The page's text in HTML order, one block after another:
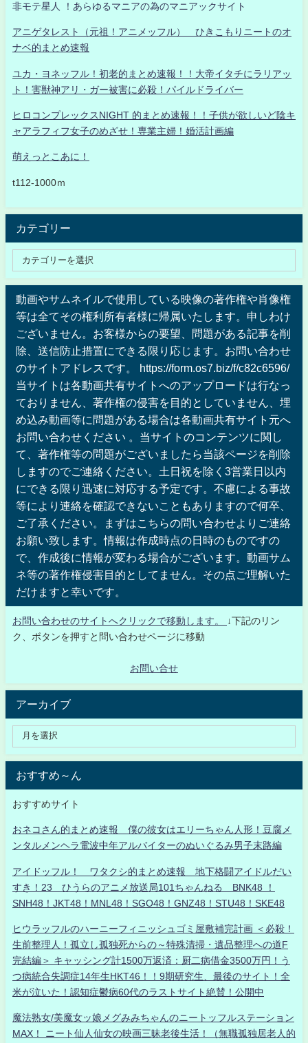
非モテ星人 ！あらゆるマニアの為のマニアックサイト
アニゲタレスト（元祖！アニメッフル） ひきこもりニートのオ
ナベ的まとめ速報
ユカ・ヨネッフル！初老的まとめ速報！！大帝イタチにラリアッ
ト！害獣神アリ・ガー被害に必殺！パイルドライバー
ヒロコンプレックスNIGHT 的まとめ速報！！子供が欲しいど陰キ
ャアラフィフ女子のめざせ！専業主婦！婚活計画編
萌えっとこあに！
t112-1000ｍ
カテゴリー
動画やサムネイルで使用している映像の著作権や肖像権
等は全てその権利所有者様に帰属いたします。申しわけ
ございません。お客様からの要望、問題がある記事を削
除、送信防止措置にできる限り応じます。お問い合わせ
のサイトアドレスです。 https://form.os7.biz/f/c82c6596/
当サイトは各動画共有サイトへのアップロードは行なっ
ておりません、著作権の侵害を目的としていません、埋
め込み動画等に問題がある場合は各動画共有サイト元へ
お問い合わせください 。当サイトのコンテンツに関し
て、著作権等の問題がございましたら当該ページを削除
しますのでご連絡ください。土日祝を除く3営業日以内
にできる限り迅速に対応する予定です。不慮による事故
等により連絡を確認できないこともありますので何卒、
ご了承ください。まずはこちらの問い合わせよりご連絡
お願い致します。情報は作成時点の日時のものですの
で、作成後に情報が変わる場合がございます。動画サム
ネ等の著作権侵害目的としてません。その点ご理解いた
だけますと幸いです。
お問い合わせのサイトへクリックで移動します。
↓下記のリン
ク、ボタンを押すと問い合わせページに移動
お問い合せ
アーカイブ
おすすめ～ん
おすすめサイト
おネコさん的まとめ速報 僕の彼女はエリーちゃん人形！豆腐メ
ンタルメンヘラ電波中年アルバイターのぬいぐるみ男子末路編
アイドッフル！ ワタクシ的まとめ速報 地下格闘アイドルだい
すき！23 ひうらのアニメ放送局101ちゃんねる BNK48 ！
SNH48！JKT48！MNL48！SGO48！GNZ48！STU48！SKE48
ヒウラッフルのハーニーフィニッシュゴミ屋敷補完計画 ＜必殺！
生前整理人！孤立し孤独死からの～特殊清掃・遺品整理への道F
完結編＞ キャッシング計1500万返済：厨二病借金3500万円！う
つ病統合失調症14年生HKT46！！9期研究生、最後のサイト！全
米が泣いた！認知症鬱病60代のラストサイト絶賛！公開中
魔法熟女/美魔女ッ娘メグみみちゃんのニートッフルステーション
MAX！ ニート仙人仙女の映画三昧老後生活！（無職孤独居老人的